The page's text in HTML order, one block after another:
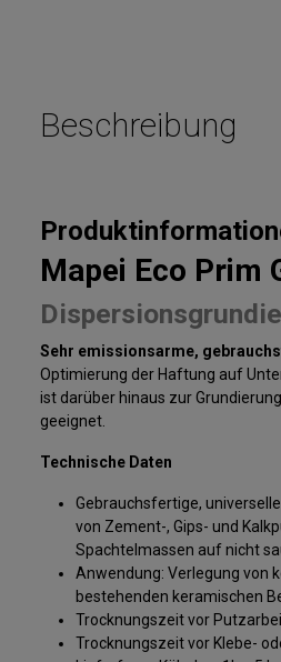
Beschreibung
Mapei Eco Prim
Sehr emissionsarme,
Optimierung der Haftung auf
ist darüber hinaus zur
geeignet.
Technische Daten
Gebrauchsfertige,
von Zement-, Gips- und
Spachtelmassen auf nicht
Anwendung: Verlegung von
bestehenden keramischen
Trocknungszeit vor
Trocknungszeit vor Klebe-